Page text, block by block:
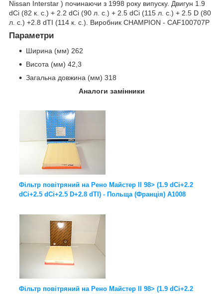
Nissan Interstar ) починаючи з 1998 року випуску. Двигун 1.9
dCi (82 к. с.) + 2.2 dCi (90 л. с.) + 2.5 dCi (115 л. с.) + 2.5 D (80
л. с.) +2.8 dTI (114 к. с.). Виробник CHAMPION - CAF100707P
Параметри
Ширина (мм) 262
Висота (мм) 42,3
Загальна довжина (мм) 318
Аналоги замінники
Фільтр повітряний на Рено Майстер II 98> (1.9 dCi+2.2
dCi+2.5 dCi+2.5 D+2.8 dTI) - Польща (Франція) A1008
Фільтр повітряний на Рено Майстер II 98> (1.9 dCi+2.2